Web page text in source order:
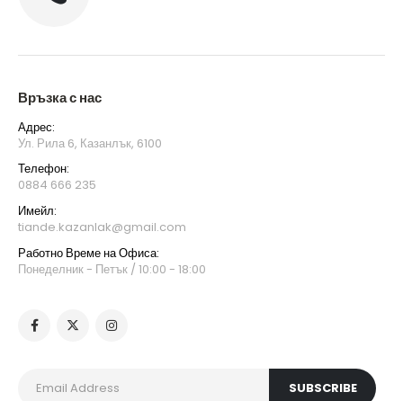
Връзка с нас
Адрес:
Ул. Рила 6, Казанлък, 6100
Телефон:
0884 666 235
Имейл:
tiande.kazanlak@gmail.com
Работно Време на Офиса:
Понеделник - Петък / 10:00 - 18:00